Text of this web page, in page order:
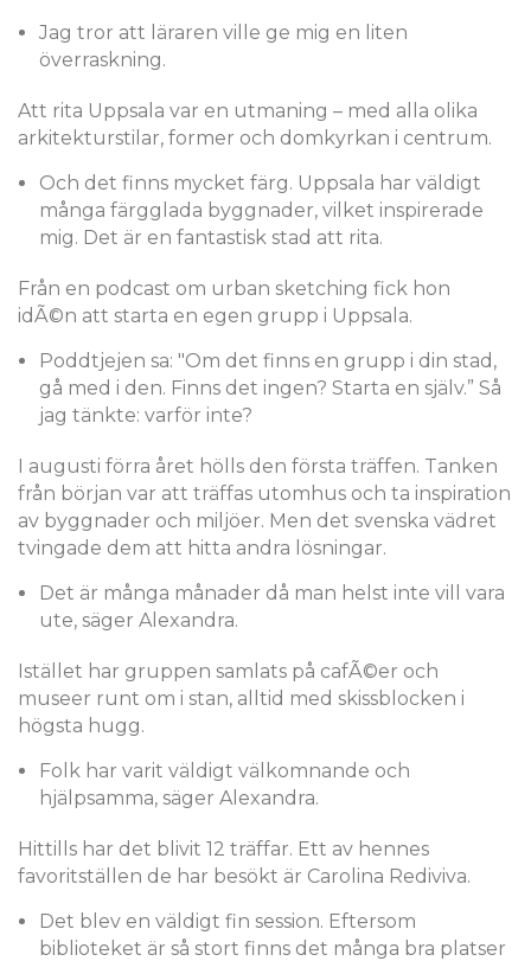
Jag tror att läraren ville ge mig en liten
överraskning.
Att rita Uppsala var en utmaning – med alla olika
arkitekturstilar, former och domkyrkan i centrum.
Och det finns mycket färg. Uppsala har väldigt
många färgglada byggnader, vilket inspirerade
mig. Det är en fantastisk stad att rita.
Från en podcast om urban sketching fick hon
idÃ©n att starta en egen grupp i Uppsala.
Poddtjejen sa: "Om det finns en grupp i din stad,
gå med i den. Finns det ingen? Starta en själv.” Så
jag tänkte: varför inte?
I augusti förra året hölls den första träffen. Tanken
från början var att träffas utomhus och ta inspiration
av byggnader och miljöer. Men det svenska vädret
tvingade dem att hitta andra lösningar.
Det är många månader då man helst inte vill vara
ute, säger Alexandra.
Istället har gruppen samlats på cafÃ©er och
museer runt om i stan, alltid med skissblocken i
högsta hugg.
Folk har varit väldigt välkomnande och
hjälpsamma, säger Alexandra.
Hittills har det blivit 12 träffar. Ett av hennes
favoritställen de har besökt är Carolina Rediviva.
Det blev en väldigt fin session. Eftersom
biblioteket är så stort finns det många bra platser